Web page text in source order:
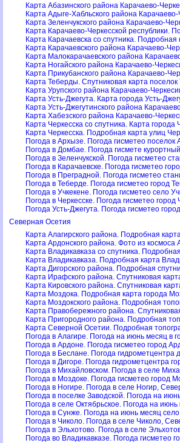
Карта Абазинского района Карачаево-
Карта Адыге-Хабльского района
Карта Зеленчукского района Карачаево-
Карта Карачаево-Черкесской республики.
Карта Карачаевска со спутника. Подробная
Карта Карачаевского района Карачаево-
Карта Малокарачаевского района
Карта Ногайского района Карачаево-
Карта Прикубанского района Карачаево-
Карта Теберды. Спутниковая карта поселок
Карта Урупского района Карачаево-
Карта Усть-Джегута. Карта города Усть-
Карта Усть-Джегутинского района
Карта Хабезского района Карачаево-
Карта Черкесска со спутника. Карта города
Карта Черкесска. Подробная карта улиц
Погода в Архызе. Погода гисметео поселок
Погода в Домбае. Погода гисмете
Погода в Зеленчукской. Погода гисметео
Погода в Карачаевске. Погода гисметео
Погода в Преградной. Погода гисметео
Погода в Теберде. Погода гисметео город
Погода в Учкекене. Погода гисметео село
Погода в Черкесске. Погода гисметео город
Погода Усть-Джегута. Погода гисметео
Северная Осетия
Карта Алагирского района. Подробная
Карта Ардонского района. Фото из
Карта Владикавказа со спутника.
Карта Владикавказа. Подробная карта
Карта Дигорского района. Подробная
Карта Ирафского района. Спутниковая
Карта Кировского района. Спутниковая
Карта Моздока. Подробная карта города
Карта Моздокского района. Подробная
Карта Правобережного района.
Карта Пригородного района. Подробная
Карта Северной Осетии. Подробная
Погода в Алагире. Погода на июнь месяц в
Погода в Ардоне. Погода гисметео город
Погода в Беслане. Погода гидрометцентра
Погода в Дигоре. Погода гидрометцентра
Погода в Михайловском. Погода в селе
Погода в Моздоке. Погода гисметео город
Погода в Ногире. Погода в селе Ногир,
Погода в поселке Заводской. Погода на
Погода в селе Октябрьское. Погода на
Погода в Сунже. Погода на июнь месяц
Погода в Чиколо. Погода в селе Чиколо,
Погода в Эльхотово. Погода в селе
Погода во Владикавказе. Погода гисметео